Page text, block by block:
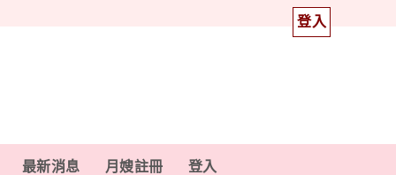
登入
最新消息 月嫂註冊 登入